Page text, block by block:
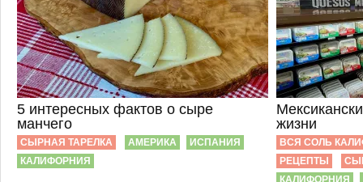
5 интересных фактов о сыре
манчего
СЫРНАЯ ТАРЕЛКА АМЕРИКА
ИСПАНИЯ
КАЛИФОРНИЯ
жизни
ВСЯ СОЛЬ
РЕЦЕПТЫ
КАЛИФОРНИЯ